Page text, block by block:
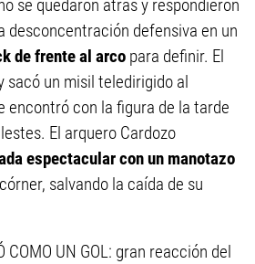
se quedaron atrás y respondieron
desconcentración defensiva en un
de frente al arco para definir. El
sacó un misil teledirigido al
encontró con la figura de la tarde
El arquero Cardozo
espectacular con un manotazo
salvando la caída de su
COMO UN GOL: gran reacción del